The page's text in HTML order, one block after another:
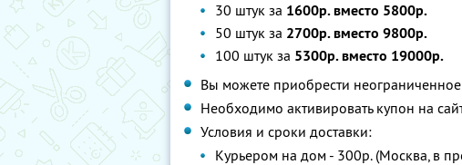
30 штук за 1600р. вместо 5800р.
50 штук за 2700р. вместо 9800р.
100 штук за 5300р. вместо 19000р.
Вы можете приобрести
Необходимо активировать купон на
Условия и сроки доставки:
Курьером на дом - 300р. (Москва, в